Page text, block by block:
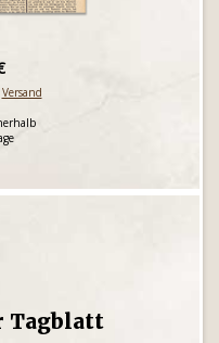
Versand
Tagblatt